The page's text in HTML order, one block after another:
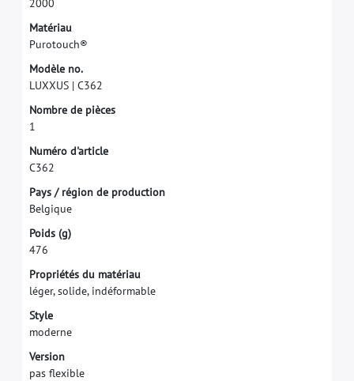
2000
Matériau
Purotouch®
Modèle no.
LUXXUS | C362
Nombre de pièces
1
Numéro d'article
C362
Pays / région de production
Belgique
Poids (g)
476
Propriétés du matériau
léger, solide, indéformable
Style
moderne
Version
pas fexible